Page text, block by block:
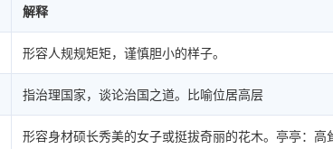
解释
形容人规规矩矩，谨慎胆小的样子。
指治理国家，谈论治国之道。比喻位居高层
形容身材硕长秀美的女子或挺拔奇丽的花木。亭亭：高